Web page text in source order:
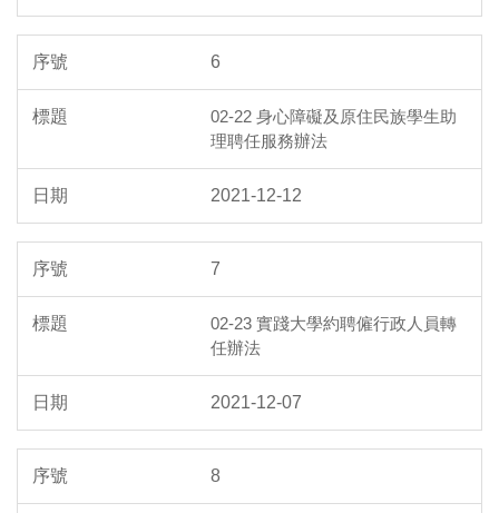
6
02-22 身心障礙及原住民族學生助
理聘任服務辦法
2021-12-12
7
02-23 實踐大學約聘僱行政人員轉
任辦法
2021-12-07
8